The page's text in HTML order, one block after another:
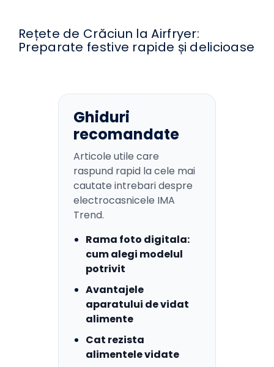
Rețete de Crăciun la Airfryer:
Preparate festive rapide și delicioase
Ghiduri
recomandate
Articole utile care
raspund rapid la cele mai
cautate intrebari despre
electrocasnicele IMA
Trend.
Rama foto digitala:
cum alegi modelul
potrivit
Avantajele
aparatului de vidat
alimente
Cat rezista
alimentele vidate